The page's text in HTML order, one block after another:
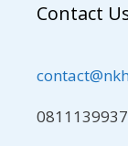
Contact